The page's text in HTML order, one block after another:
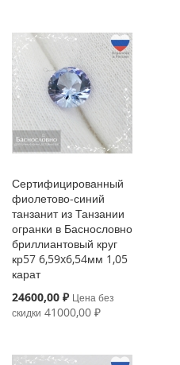
Сертифицированный
фиолетово-синий
танзанит из Танзании
огранки в Баснословно
бриллиантовый круг
кр57 6,59x6,54мм 1,05
карат
Special
24600,00 ₽ Цена без
скидки 41000,00 ₽